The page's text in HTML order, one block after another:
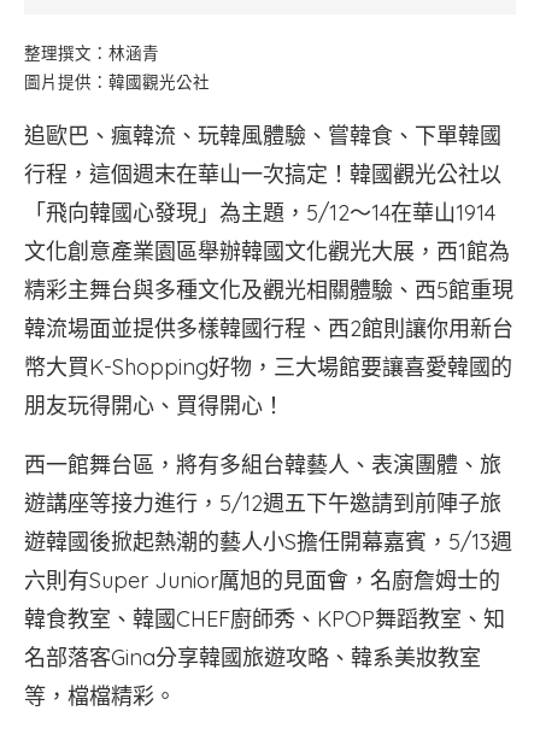
整理撰文：林涵青
圖片提供：韓國觀光公社
追歐巴、瘋韓流、玩韓風體驗、嘗韓食、下單韓國
行程，這個週末在華山一次搞定！韓國觀光公社以
「飛向韓國心發現」為主題，5/12～14在華山1914
文化創意產業園區舉辦韓國文化觀光大展，西1館為
精彩主舞台與多種文化及觀光相關體驗、西5館重現
韓流場面並提供多樣韓國行程、西2館則讓你用新台
幣大買K-Shopping好物，三大場館要讓喜愛韓國的
朋友玩得開心、買得開心！
西一館舞台區，將有多組台韓藝人、表演團體、旅
遊講座等接力進行，5/12週五下午邀請到前陣子旅
遊韓國後掀起熱潮的藝人小S擔任開幕嘉賓，5/13週
六則有Super Junior厲旭的見面會，名廚詹姆士的
韓食教室、韓國CHEF廚師秀、KPOP舞蹈教室、知
名部落客Gina分享韓國旅遊攻略、韓系美妝教室
等，檔檔精彩。